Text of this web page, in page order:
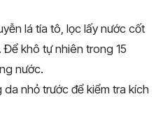
lá tía tô, lọc lấy nước cốt
khô tự nhiên trong 15
nước.
nhỏ trước để kiểm tra kích